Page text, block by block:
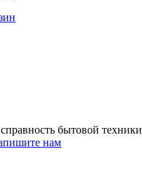
бытовой техники
нам